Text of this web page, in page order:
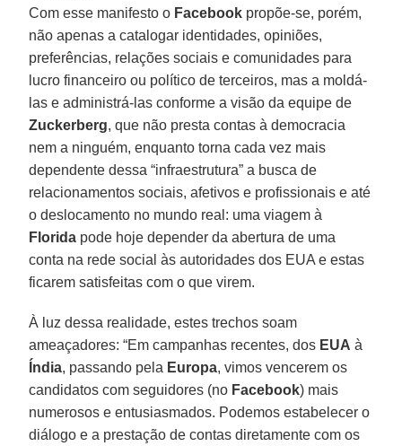
Com esse manifesto o Facebook propõe-se, porém,
não apenas a catalogar identidades, opiniões,
preferências, relações sociais e comunidades para
lucro financeiro ou político de terceiros, mas a moldá-
las e administrá-las conforme a visão da equipe de
Zuckerberg, que não presta contas à democracia
nem a ninguém, enquanto torna cada vez mais
dependente dessa “infraestrutura” a busca de
relacionamentos sociais, afetivos e profissionais e até
o deslocamento no mundo real: uma viagem à
Florida pode hoje depender da abertura de uma
conta na rede social às autoridades dos EUA e estas
ficarem satisfeitas com o que virem.
À luz dessa realidade, estes trechos soam
ameaçadores: “Em campanhas recentes, dos EUA à
Índia, passando pela Europa, vimos vencerem os
candidatos com seguidores (no Facebook) mais
numerosos e entusiasmados. Podemos estabelecer o
diálogo e a prestação de contas diretamente com os